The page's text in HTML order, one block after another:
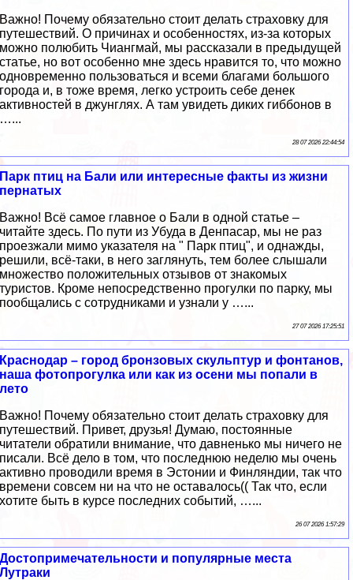
Важно! Почему обязательно стоит делать страховку для
путешествий. О причинах и особенностях, из-за которых
можно полюбить Чиангмай, мы рассказали в предыдущей
статье, но вот особенно мне здесь нравится то, что можно
одновременно пользоваться и всеми благами большого
города и, в тоже время, легко устроить себе денек
активностей в джунглях. А там увидеть диких гиббонов в
…...
28 07 2026 22:44:54
Парк птиц на Бали или интересные факты из жизни
пернатых
Важно! Всё самое главное о Бали в одной статье –
читайте здесь. По пути из Убуда в Денпасар, мы не раз
проезжали мимо указателя на " Парк птиц", и однажды,
решили, всё-таки, в него заглянуть, тем более слышали
множество положительных отзывов от знакомых
туристов. Кроме непосредственно прогулки по парку, мы
пообщались с сотрудниками и узнали у …...
27 07 2026 17:25:51
Краснодар – город бронзовых скульптур и фонтанов,
наша фотопрогулка или как из осени мы попали в
лето
Важно! Почему обязательно стоит делать страховку для
путешествий. Привет, друзья! Думаю, постоянные
читатели обратили внимание, что давненько мы ничего не
писали. Всё дело в том, что последнюю неделю мы очень
активно проводили время в Эстонии и Финляндии, так что
времени совсем ни на что не оставалось(( Так что, если
хотите быть в курсе последних событий, …...
26 07 2026 1:57:29
Достопримечательности и популярные места
Лутраки